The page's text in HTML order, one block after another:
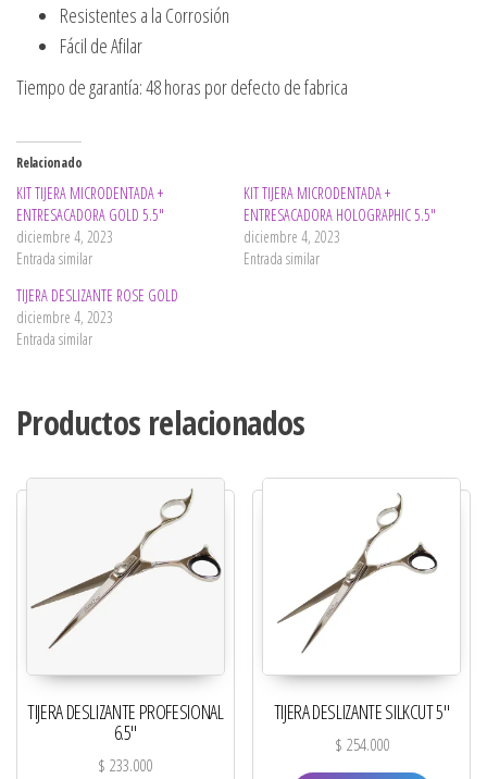
Resistentes a la Corrosión
Fácil de Afilar
Tiempo de garantía: 48 horas por defecto de fabrica
Relacionado
KIT TIJERA MICRODENTADA +
ENTRESACADORA GOLD 5.5″
diciembre 4, 2023
Entrada similar
KIT TIJERA MICRODENTADA +
ENTRESACADORA HOLOGRAPHIC 5.5″
diciembre 4, 2023
Entrada similar
TIJERA DESLIZANTE ROSE GOLD
diciembre 4, 2023
Entrada similar
Productos relacionados
TIJERA DESLIZANTE PROFESIONAL
6.5″
$ 233.000
TIJERA DESLIZANTE SILKCUT 5″
$ 254.000